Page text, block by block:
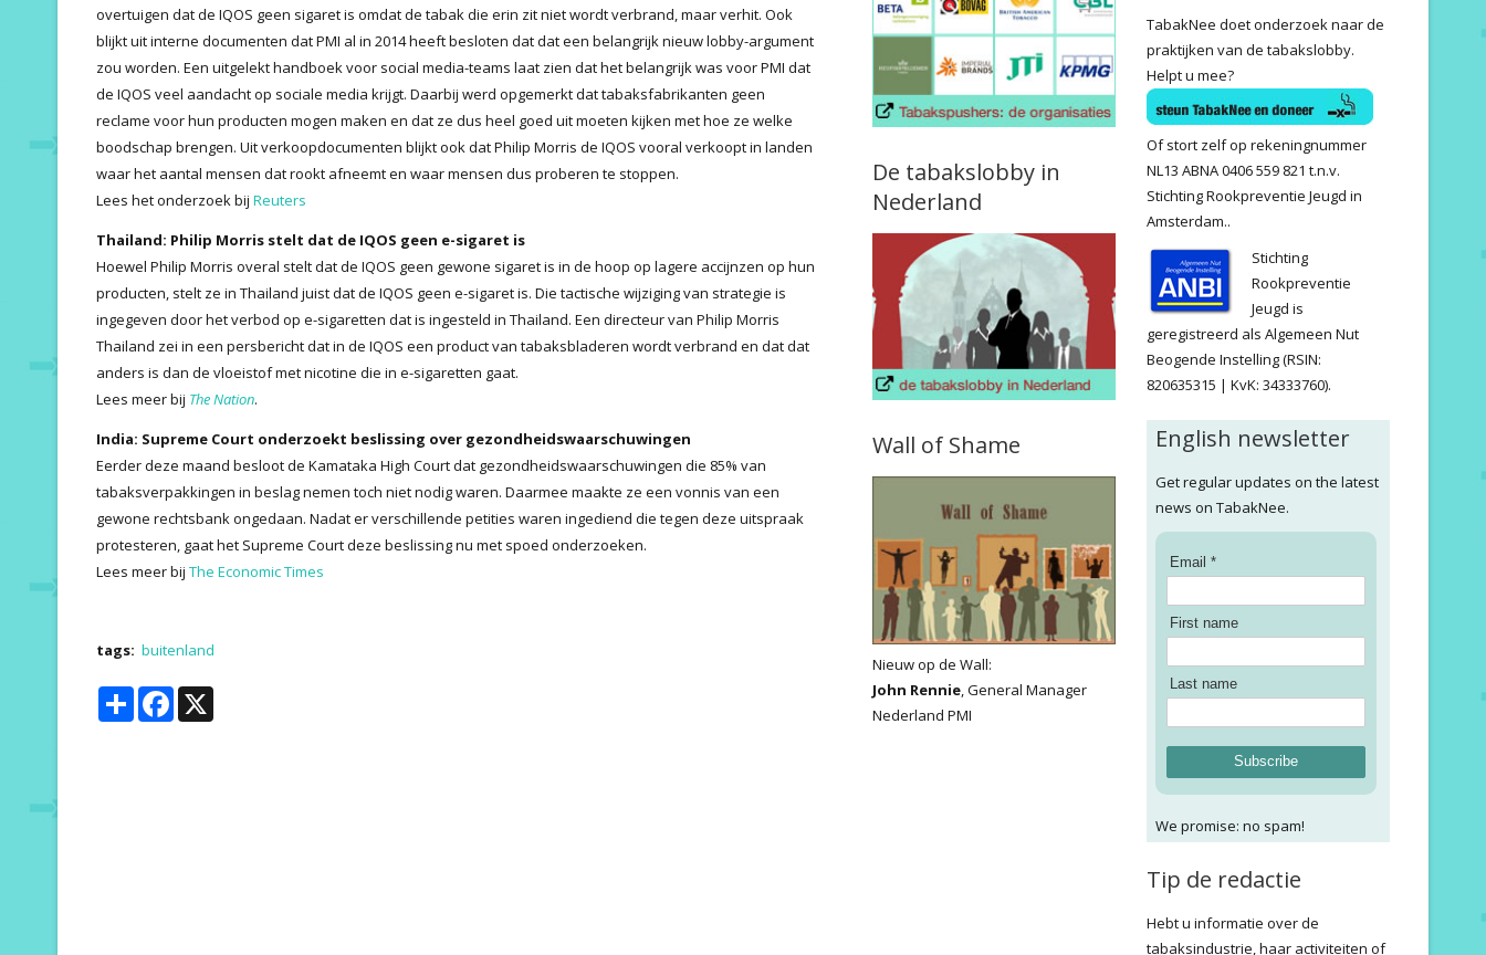
overtuigen dat de IQOS geen sigaret is omdat de tabak die erin zit niet wordt verbrand, maar verhit. Ook
blijkt uit interne documenten dat PMI al in 2014 heeft besloten dat dat een belangrijk nieuw lobby-argument
zou worden. Een uitgelekt handboek voor social media-teams laat zien dat het belangrijk was voor PMI dat
de IQOS veel aandacht op sociale media krijgt. Daarbij werd opgemerkt dat tabaksfabrikanten geen
reclame voor hun producten mogen maken en dat ze dus heel goed uit moeten kijken met hoe ze welke
boodschap brengen. Uit verkoopdocumenten blijkt ook dat Philip Morris de IQOS vooral verkoopt in landen
waar het aantal mensen dat rookt afneemt en waar mensen dus proberen te stoppen.
Lees het onderzoek bij Reuters
Thailand: Philip Morris stelt dat de IQOS geen e-sigaret is
Hoewel Philip Morris overal stelt dat de IQOS geen gewone sigaret is in de hoop op lagere accijnzen op hun
producten, stelt ze in Thailand juist dat de IQOS geen e-sigaret is. Die tactische wijziging van strategie is
ingegeven door het verbod op e-sigaretten dat is ingesteld in Thailand. Een directeur van Philip Morris
Thailand zei in een persbericht dat in de IQOS een product van tabaksbladeren wordt verbrand en dat dat
anders is dan de vloeistof met nicotine die in e-sigaretten gaat.
Lees meer bij The Nation.
India: Supreme Court onderzoekt beslissing over gezondheidswaarschuwingen
Eerder deze maand besloot de Kamataka High Court dat gezondheidswaarschuwingen die 85% van
tabaksverpakkingen in beslag nemen toch niet nodig waren. Daarmee maakte ze een vonnis van een
gewone rechtsbank ongedaan. Nadat er verschillende petities waren ingediend die tegen deze uitspraak
protesteren, gaat het Supreme Court deze beslissing nu met spoed onderzoeken.
Lees meer bij The Economic Times
tags: buitenland
Share Facebook
De tabakslobby in
Nederland
Wall of Shame
Nieuw op de Wall:
John Rennie, General Manager
Nederland PMI
TabakNee doet onderzoek naar de
praktijken van de tabakslobby.
Helpt u mee?
Of stort zelf op rekeningnummer
NL13 ABNA 0406 559 821 t.n.v.
Stichting Rookpreventie Jeugd in
Amsterdam..
Stichting
Rookpreventie
Jeugd is
geregistreerd als Algemeen Nut
Beogende Instelling (RSIN:
820635315 | KvK: 34333760).
English newsletter
Get regular updates on the latest
news on TabakNee.
Email *
First name
Last name
Subscribe
We promise: no spam!
Tip de redactie
Hebt u informatie over de
tabaksindustrie, haar activiteiten of